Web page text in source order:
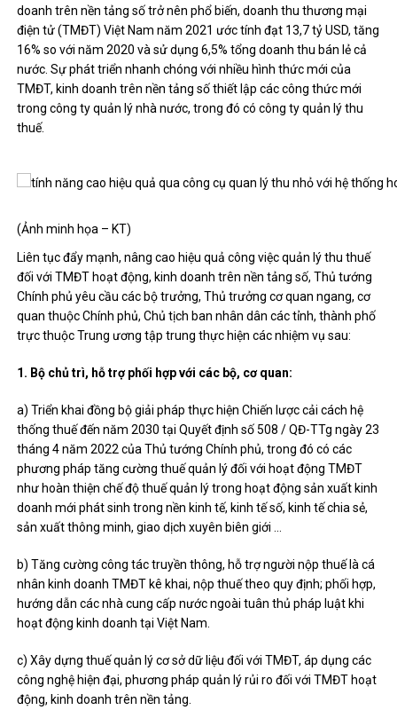
doanh trên nền tảng số trở nên phổ biến, doanh thu thương mại
điện tử (TMĐT) Việt Nam năm 2021 ước tính đạt 13,7 tỷ USD, tăng
16% so với năm 2020 và sử dụng 6,5% tổng doanh thu bán lẻ cả
nước. Sự phát triển nhanh chóng với nhiều hình thức mới của
TMĐT, kinh doanh trên nền tảng số thiết lập các công thức mới
trong công ty quản lý nhà nước, trong đó có công ty quản lý thu
thuế.
(Ảnh minh họa – KT)
Liên tục đẩy mạnh, nâng cao hiệu quả công việc quản lý thu thuế
đối với TMĐT hoạt động, kinh doanh trên nền tảng số, Thủ tướng
Chính phủ yêu cầu các bộ trưởng, Thủ trưởng cơ quan ngang, cơ
quan thuộc Chính phủ, Chủ tịch ban nhân dân các tỉnh, thành phố
trực thuộc Trung ương tập trung thực hiện các nhiệm vụ sau:
1. Bộ chủ trì, hỗ trợ phối hợp với các bộ, cơ quan:
a) Triển khai đồng bộ giải pháp thực hiện Chiến lược cải cách hệ
thống thuế đến năm 2030 tại Quyết định số 508 / QĐ-TTg ngày 23
tháng 4 năm 2022 của Thủ tướng Chính phủ, trong đó có các
phương pháp tăng cường thuế quản lý đối với hoạt động TMĐT
như hoàn thiện chế độ thuế quản lý trong hoạt động sản xuất kinh
doanh mới phát sinh trong nền kinh tế, kinh tế số, kinh tế chia sẻ,
sản xuất thông minh, giao dịch xuyên biên giới …
b) Tăng cường công tác truyền thông, hỗ trợ người nộp thuế là cá
nhân kinh doanh TMĐT kê khai, nộp thuế theo quy định; phối hợp,
hướng dẫn các nhà cung cấp nước ngoài tuân thủ pháp luật khi
hoạt động kinh doanh tại Việt Nam.
c) Xây dựng thuế quản lý cơ sở dữ liệu đối với TMĐT, áp dụng các
công nghệ hiện đại, phương pháp quản lý rủi ro đối với TMĐT hoạt
động, kinh doanh trên nền tảng.